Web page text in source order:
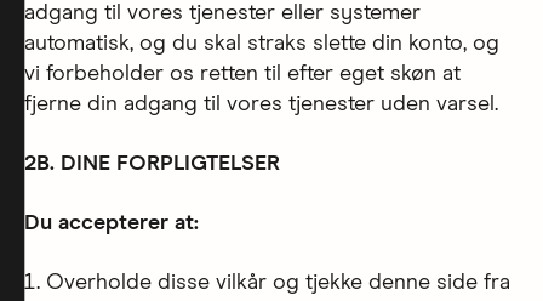
adgang til vores tjenester eller systemer
automatisk, og du skal straks slette din konto, og
vi forbeholder os retten til efter eget skøn at
fjerne din adgang til vores tjenester uden varsel.
2B. DINE FORPLIGTELSER
Du accepterer at:
Overholde disse vilkår og tjekke denne side fra